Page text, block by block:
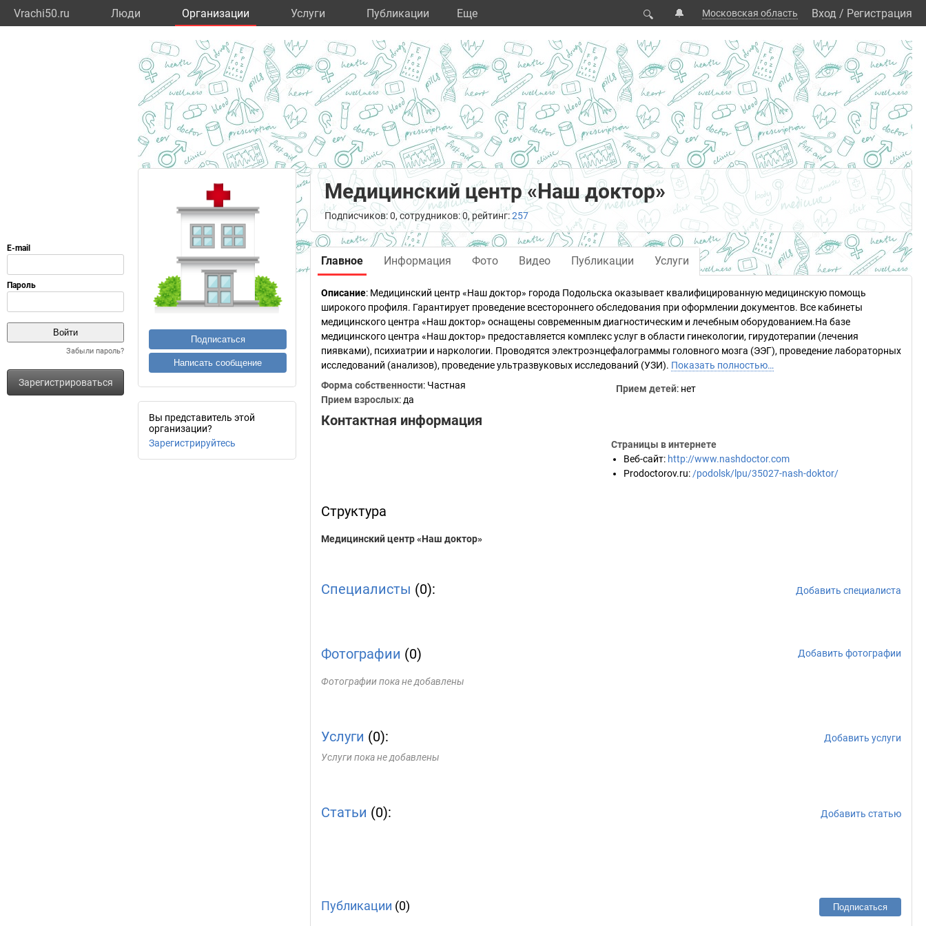
Vrachi50.ru Люди Организации Услуги Публикации Eще 🔍 🔔 Московская область Вход / Регистрация
Забыли пароль?
Зарегистрироваться
Подписаться
Написать сообщение
Вы представитель этой
организации?
Зарегистрируйтесь
Медицинский центр «Наш доктор»
Подписчиков: 0, сотрудников: 0, рейтинг:257
Главное Информация Фото Видео Публикации Услуги
Описание: Медицинский центр «Наш доктор» города Подольска оказывает квалифицированную медицинскую помощь
широкого профиля. Гарантирует проведение всестороннего обследования при оформлении документов. Все кабинеты
медицинского центра «Наш доктор» оснащены современным диагностическим и лечебным оборудованием.На базе
медицинского центра «Наш доктор» предоставляется комплекс услуг в области гинекологии, гирудотерапии (лечения
пиявками), психиатрии и наркологии. Проводятся электроэнцефалограммы головного мозга (ЭЭГ), проведение лабораторных
исследований (анализов), проведение ультразвуковых исследований (УЗИ). Показать полностью…
Форма собственности: Частная
Прием взрослых: да
Прием детей: нет
Контактная информация
Страницы в интернете
Веб-сайт: http://www.nashdoctor.com
Prodoctorov.ru: /podolsk/lpu/35027-nash-doktor/
Структура
Медицинский центр «Наш доктор»
Специалисты (0): Добавить специалиста
Фотографии (0) Добавить фотографии
Фотографии пока не добавлены
Услуги (0):
Добавить услуги
Услуги пока не добавлены
Статьи (0): Добавить статью
Публикации (0) Подписаться